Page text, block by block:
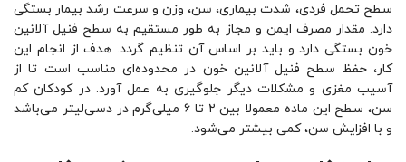
سطح تحمل فردی، شدت بیماری، سن، وزن و سرعت رشد بیمار بستگی
دارد. مقدار مصرف ایمن و مجاز به طور مستقیم به سطح فنیل آلانین
خون بستگی دارد و باید بر اساس آن تنظیم گردد. هدف از انجام این
کار، حفظ سطح فنیل آلانین خون در محدوده‌ای مناسب است تا از
آسیب مغزی و مشکلات دیگر جلوگیری به عمل آورد. در کودکان کم‌
سن، سطح این ماده معمولا بین ۲ تا ۶ میلی‌گرم در دسی‌لیتر می‌باشد
و با افزایش سن، کمی بیشتر می‌شود.